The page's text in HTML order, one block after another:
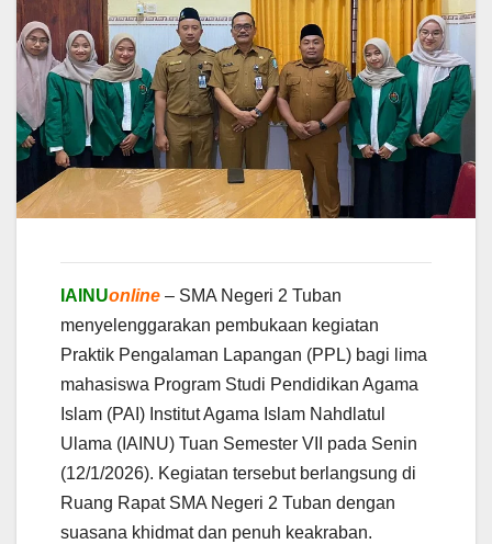
IAINUonline – SMA Negeri 2 Tuban
menyelenggarakan pembukaan kegiatan
Praktik Pengalaman Lapangan (PPL) bagi lima
mahasiswa Program Studi Pendidikan Agama
Islam (PAI) Institut Agama Islam Nahdlatul
Ulama (IAINU) Tuan Semester VII pada Senin
(12/1/2026). Kegiatan tersebut berlangsung di
Ruang Rapat SMA Negeri 2 Tuban dengan
suasana khidmat dan penuh keakraban.